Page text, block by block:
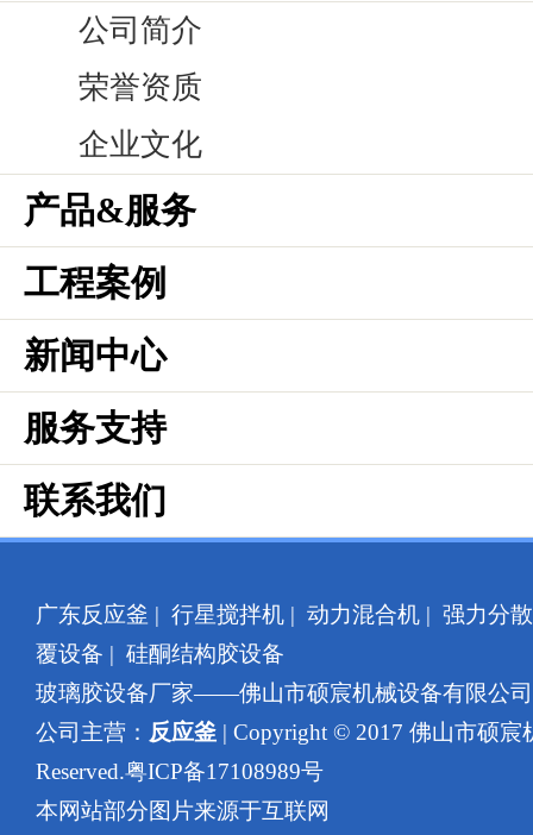
公司简介
荣誉资质
企业文化
产品&服务
工程案例
新闻中心
服务支持
联系我们
广东反应釜 | 行星搅拌机 | 动力混合机 | 强力分
覆设备 | 硅酮结构胶设备
玻璃胶设备厂家——佛山市硕宸机械设备有限公
公司主营： 反应釜 | Copyright © 2017 佛山市硕
Reserved.粤ICP备17108989号
本网站部分图片来源于互联网